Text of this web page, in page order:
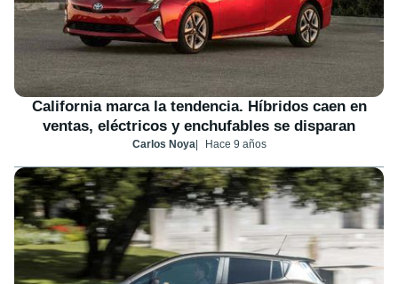
California marca la tendencia. Híbridos caen en
ventas, eléctricos y enchufables se disparan
Carlos Noya Hace 9 años